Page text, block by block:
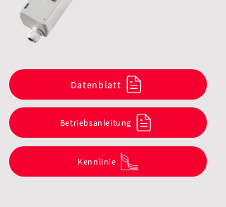
Datenblatt
Betriebsanleitung
Kennlinie